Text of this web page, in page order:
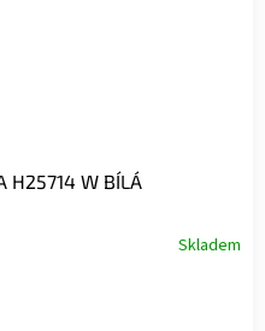
H25714 W BÍLÁ
Skladem